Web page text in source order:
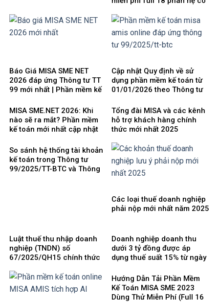
Báo Giá MISA SME NET
2026 đáp ứng Thông tư TT
99 mới nhất | Phần mềm kế
Cập nhật Quy định về sử
dụng phần mềm kế toán từ
01/01/2026 theo Thông tư
MISA SME.NET 2026: Khi
nào sẽ ra mắt? Phần mềm
kế toán mới nhất cập nhật
Tổng đài MISA và các kênh
hỗ trợ khách hàng chính
thức mới nhất 2025
So sánh hệ thống tài khoản
kế toán trong Thông tư
99/2025/TT-BTC và Thông
Các loại thuế doanh nghiệp
phải nộp mới nhất năm 2025
Luật thuế thu nhập doanh
nghiệp (TNDN) số
67/2025/QH15 chính thức
01/10/2025 và 8 điểm mới
cần lưu ý
Doanh nghiệp doanh thu
dưới 3 tỷ đồng được áp
dụng thuế suất 15% từ ngày
Hướng Dẫn Tải Phần Mềm
Kế Toán MISA SME 2023
Dùng Thử Miễn Phí (Full 16